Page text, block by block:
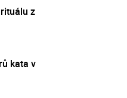
z
kata v